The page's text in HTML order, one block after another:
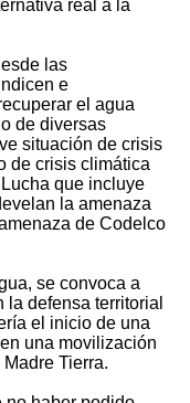
real a la
las
e
el agua
de diversas
situación de crisis
de crisis climática
que incluye
la amenaza
de Codelco
se convoca a
defensa territorial
el inicio de una
una movilización
Tierra.